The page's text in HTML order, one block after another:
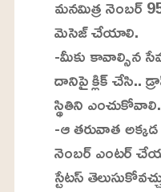
మనమిత్ర నెంబర్
మెసెజ్ చేయాలి.
-మీకు కావాల్సిన
దానిపై క్లిక్ చేసి..
స్థితిని ఎంచుకోవాలి.
-ఆ తరువాత
నెంబర్ ఎంటర్
స్టేటస్